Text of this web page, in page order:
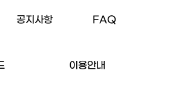
공지사항 FAQ
이용안내